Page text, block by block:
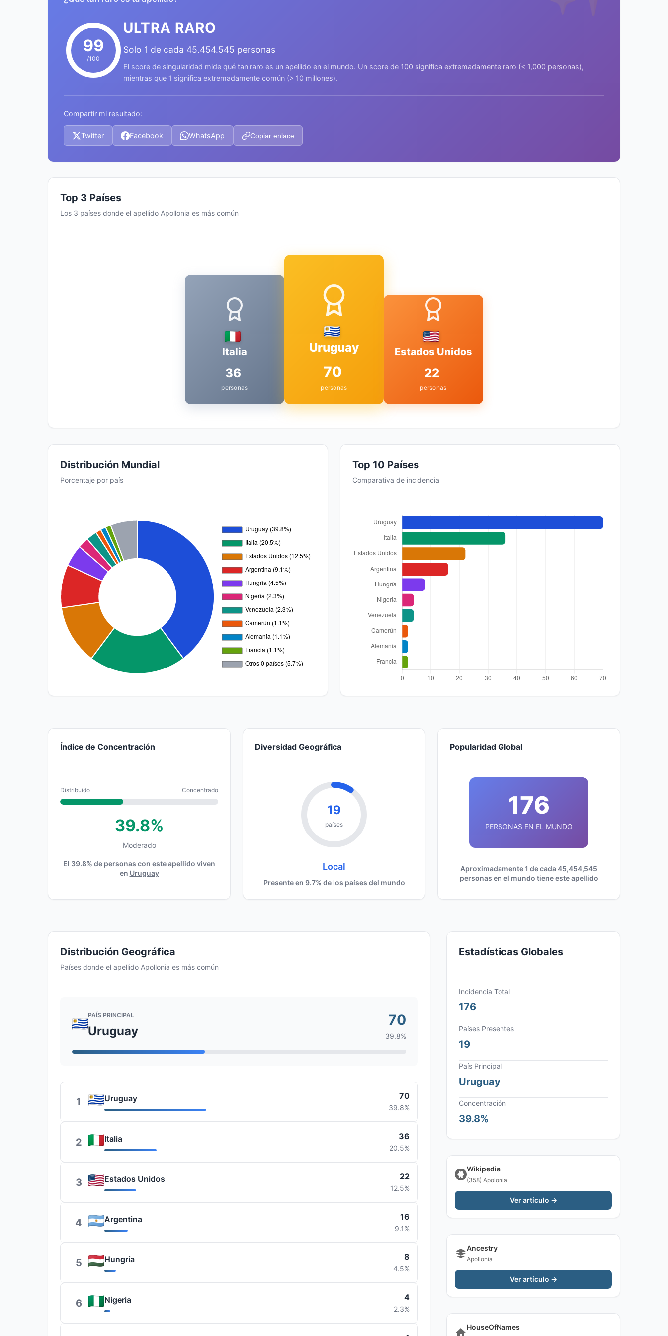
99
/100
ULTRA RARO
Solo 1 de cada 45.454.545 personas
El score de singularidad mide qué tan raro es un apellido en el mundo. Un score de 100 significa extremadamente raro (< 1,000 personas),
mientras que 1 significa extremadamente común (> 10 millones).
Compartir mi resultado:
Twitter Facebook WhatsApp Copiar enlace
Top 3 Países
Los 3 países donde el apellido Apollonia es más común
Italia
36
personas
Uruguay
70
personas
Estados Unidos
22
personas
Distribución Mundial
Porcentaje por país
Top 10 Países
Comparativa de incidencia
Índice de Concentración
Distribuido Concentrado
39.8%
Moderado
El 39.8% de personas con este apellido viven
en Uruguay
Diversidad Geográfica
19
países
Local
Presente en 9.7% de los países del mundo
Popularidad Global
176
PERSONAS EN EL MUNDO
Aproximadamente 1 de cada 45,454,545
personas en el mundo tiene este apellido
Distribución Geográfica
Países donde el apellido Apollonia es más común
PAÍS PRINCIPAL
Uruguay
70
39.8%
1 Uruguay 70
39.8%
2 Italia 36
20.5%
3 Estados Unidos 22
12.5%
4 Argentina 16
9.1%
5 Hungría 8
4.5%
6 Nigeria 4
2.3%
Estadísticas Globales
Incidencia Total
176
Países Presentes
19
País Principal
Uruguay
Concentración
39.8%
Wikipedia
(358) Apolonia
Ver artículo →
Ancestry
Apollonia
Ver artículo →
HouseOfNames